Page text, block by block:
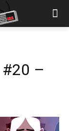
#20 –